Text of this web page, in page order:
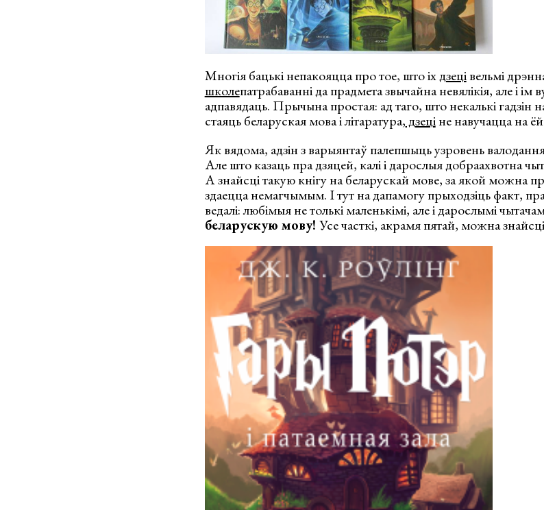
Многія бацькі непакояцца про тое, што іхдзецівельмі
школепатрабаванні да прадмета звычайна невялікія, але і ім
адпавядаць. Прычына простая: ад таго, што некалькі гадзін
стаяць беларуская мова і літаратура,дзеціне навучацца на
Як вядома, адзін з варыянтаў палепшыць узровень
Але што казаць пра дзяцей, калі і дарослыя добраахвотна
А знайсці такую кнігу на беларускай мове, за якой можна
здаецца немагчымым. І тут на дапамогу прыходзіць факт,
ведалі: любімыя не толькі маленькімі, але і дарослымі
беларускую мову! Усе часткі, акрамя пятай, можна